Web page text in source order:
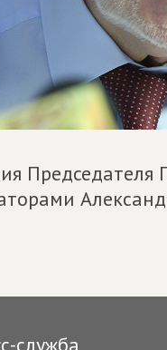
Председателя
служба